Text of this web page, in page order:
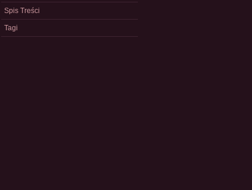
Spis Treści
Tagi